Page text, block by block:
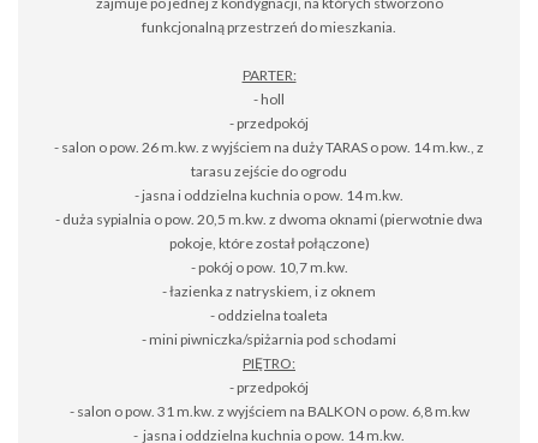
funkcjonalną przestrzeń do mieszkania.
PARTER:
- holl
- przedpokój
- salon o pow. 26 m.kw. z wyjściem na duży TARAS o pow. 14 m.kw., z
tarasu zejście do ogrodu
- jasna i oddzielna kuchnia o pow. 14 m.kw.
- duża sypialnia o pow. 20,5 m.kw. z dwoma oknami (pierwotnie dwa
pokoje, które został połączone)
- pokój o pow. 10,7 m.kw.
- łazienka z natryskiem, i z oknem
- oddzielna toaleta
- mini piwniczka/spiżarnia pod schodami
PIĘTRO:
- przedpokój
- salon o pow. 31 m.kw. z wyjściem na BALKON o pow. 6,8 m.kw
- jasna i oddzielna kuchnia o pow. 14 m.kw.